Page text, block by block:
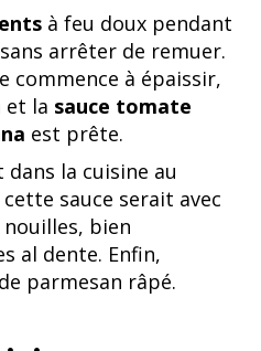
à feu doux pendant
arrêter de remuer.
commence à épaissir,
et la sauce tomate
est prête.
la cuisine au
sauce serait avec
bien
al dente. Enfin,
parmesan râpé.